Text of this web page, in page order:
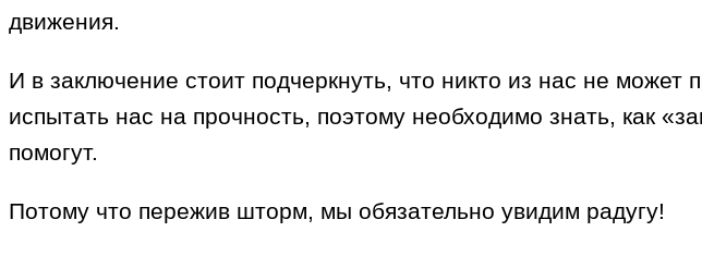
движения.
И в заключение стоит подчеркнуть, что никто из нас не
испытать нас на прочность, поэтому необходимо знать, как
помогут.
Потому что пережив шторм, мы обязательно увидим радугу!